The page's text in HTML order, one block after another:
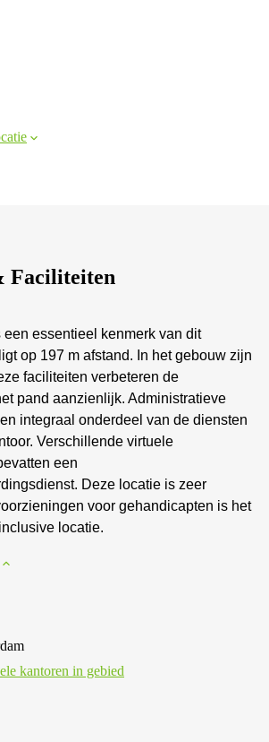
Faciliteiten
een essentieel kenmerk van dit
op 197 m afstand. In het gebouw zijn
faciliteiten verbeteren de
pand aanzienlijk. Administratieve
integraal onderdeel van de diensten
Verschillende virtuele
een
Deze locatie is zeer
voor gehandicapten is het
locatie.
kantoren in gebied